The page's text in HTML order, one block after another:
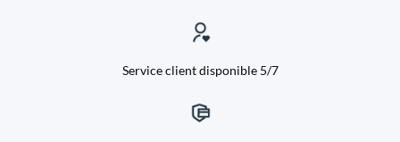
Service client disponible 5/7